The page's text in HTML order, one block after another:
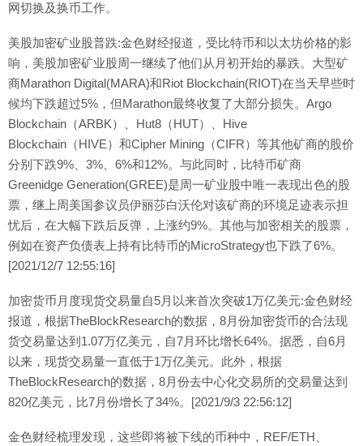
网切换及换币工作。
美股加密矿业股普跌:金色财经报道，受比特币和以太坊价格的影
响，美股加密矿业股周一继续了他们从月初开始的暴跌。大型矿
商Marathon Digital(MARA)和Riot Blockchain(RIOT)在当天早​​些时
候均下跌超过5%，但Marathon最终收复了大部分损失。Argo
Blockchain（ARBK）、Hut8（HUT）、Hive
Blockchain（HIVE）和Cipher Mining（CIFR）等其他矿商的股价
分别下跌9%、3%、6%和12%。与此同时，比特币矿商
Greenidge Generation(GREE)是周一矿业股中唯一表现出色的股
票，继上周美国参议员伊丽莎白沃伦对该矿商的环境足迹表示担
忧后，在大幅下跌后反弹，上涨约9%。其他与加密相关的股票，
例如在资产负债表上持有比特币的MicroStrategy也下跌了6%。
[2021/12/7 12:55:16]
加密货币月度现货交易量自5月以来首次突破1万亿美元:金色财经
报道，根据TheBlockResearch的数据，8月份加密货币的合法现
货交易量达到1.07万亿美元，自7月环比增长64%。据悉，自6月
以来，现货交易量一直低于1万亿美元。此外，根据
TheBlockResearch的数据，8月份去中心化交易所的交易量达到
820亿美元，比7月份增长了34%。[2021/9/3 22:56:12]
金色财经梳理发现，这些即将被下线的币种中，REF/ETH、